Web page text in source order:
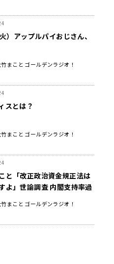
）アップルパイおじさん、
竹まこと ゴールデンラジオ！
スとは？
竹まこと ゴールデンラジオ！
と「改正政治資金規正法は
よ」世論調査 内閣支持率過
竹まこと ゴールデンラジオ！